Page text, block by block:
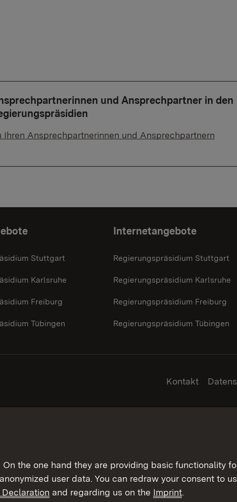
und Ansprechpartner in den
Ihren Ansprechpartnerinnen und Ansprechpartnern
Stuttgart
Karlsruhe
Freiburg
Tübingen
Internetangebote
Regierungspräsidium Stuttgart
Regierungspräsidium Karlsruhe
Regierungspräsidium Freiburg
Regierungspräsidium Tübingen
Kontakt
the one hand they are providing basic functionality
user data. You can redraw your consent to
and regarding us on the Imprint.